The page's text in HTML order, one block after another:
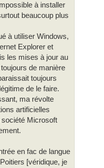
à installer
beaucoup plus
à utiliser Windows,
Explorer et
les mises à jour au
de manière
toujours
de le faire.
ma révolte
artificielles
Microsoft
en fac de langue
[véridique, je